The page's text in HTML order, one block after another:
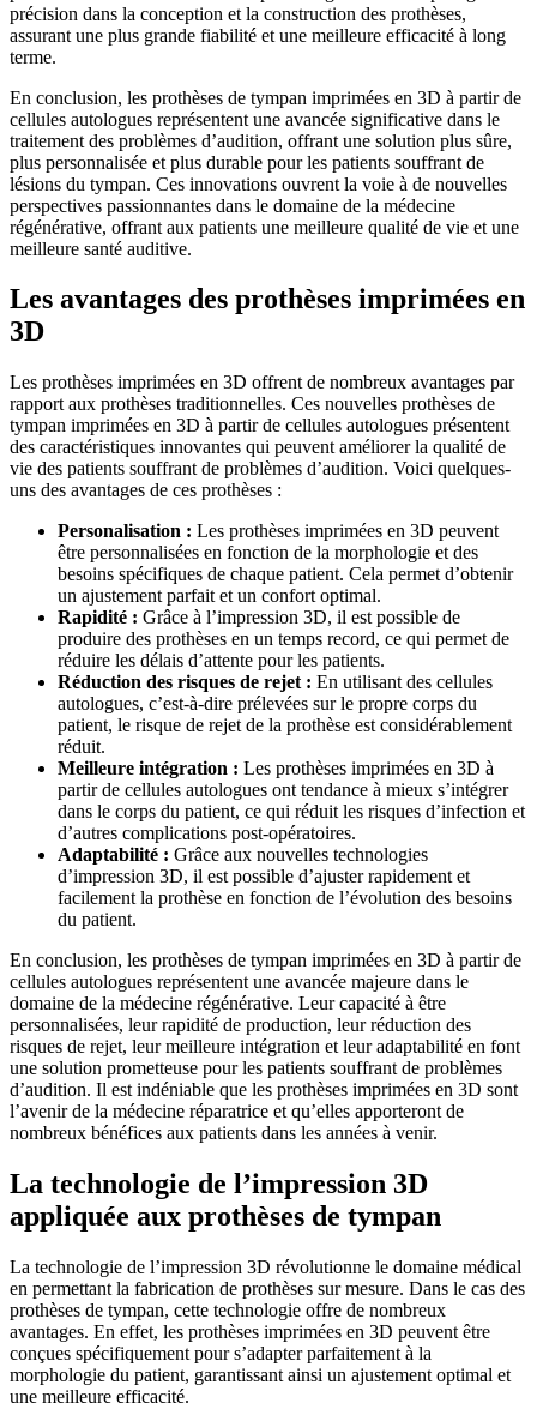
précision dans la conception et la construction des prothèses,
assurant une plus grande fiabilité et une meilleure efficacité à long
terme.
En conclusion, les prothèses de tympan imprimées en 3D à partir de
cellules autologues représentent une avancée significative dans le
traitement des problèmes d’audition, offrant une solution plus sûre,
plus personnalisée et plus durable pour les patients souffrant de
lésions du tympan. Ces innovations ouvrent la voie à de nouvelles
perspectives passionnantes dans le domaine de la médecine
régénérative, offrant aux patients une meilleure qualité de vie et une
meilleure santé auditive.
Les avantages des prothèses imprimées en
3D
Les prothèses imprimées en 3D offrent de nombreux avantages par
rapport aux prothèses traditionnelles. Ces nouvelles prothèses de
tympan imprimées en 3D à partir de cellules autologues présentent
des caractéristiques innovantes qui peuvent améliorer la qualité de
vie des patients souffrant de problèmes d’audition. Voici quelques-
uns des avantages de ces prothèses :
Personalisation : Les prothèses imprimées en 3D peuvent
être personnalisées en fonction de la morphologie et des
besoins spécifiques de chaque patient. Cela permet d’obtenir
un ajustement parfait et un confort optimal.
Rapidité : Grâce à l’impression 3D, il est possible de
produire des prothèses en un temps record, ce qui permet de
réduire les délais d’attente pour les patients.
Réduction des risques de rejet : En utilisant des cellules
autologues, c’est-à-dire prélevées sur le propre corps du
patient, le risque de rejet de la prothèse est considérablement
réduit.
Meilleure intégration : Les prothèses imprimées en 3D à
partir de cellules autologues ont tendance à mieux s’intégrer
dans le corps du patient, ce qui réduit les risques d’infection et
d’autres complications post-opératoires.
Adaptabilité : Grâce aux nouvelles technologies
d’impression 3D, il est possible d’ajuster rapidement et
facilement la prothèse en fonction de l’évolution des besoins
du patient.
En conclusion, les prothèses de tympan imprimées en 3D à partir de
cellules autologues représentent une avancée majeure dans le
domaine de la médecine régénérative. Leur capacité à être
personnalisées, leur rapidité de production, leur réduction des
risques de rejet, leur meilleure intégration et leur adaptabilité en font
une solution prometteuse pour les patients souffrant de problèmes
d’audition. Il est indéniable que les prothèses imprimées en 3D sont
l’avenir de la médecine réparatrice et qu’elles apporteront de
nombreux bénéfices aux patients dans les années à venir.
La technologie de l’impression 3D
appliquée aux prothèses de tympan
La technologie de l’impression 3D révolutionne le domaine médical
en permettant la fabrication de prothèses sur mesure. Dans le cas des
prothèses de tympan, cette technologie offre de nombreux
avantages. En effet, les prothèses imprimées en 3D peuvent être
conçues spécifiquement pour s’adapter parfaitement à la
morphologie du patient, garantissant ainsi un ajustement optimal et
une meilleure efficacité.